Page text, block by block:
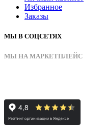
Избранное
Заказы
МЫ В СОЦСЕТЯХ
МЫ НА МАРКЕТПЛЕЙС